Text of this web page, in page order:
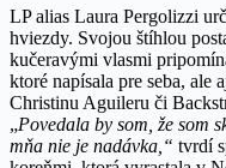
LP alias Laura Pergolizzi
hviezdy. Svojou štíhlou
kučeravými vlasmi
ktoré napísala pre seba, ale
Christinu Aguileru či
„Povedala by som, že som
mňa nie je nadávka,“ tvrdí